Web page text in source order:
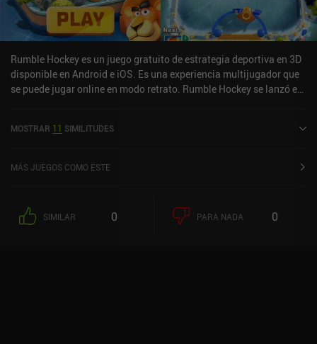
Rumble Hockey es un juego gratuito de estrategia deportiva en 3D
disponible en Android e iOS. Es una experiencia multijugador que
se puede jugar online en modo retrato. Rumble Hockey se lanzó en
MOSTRAR 11 SIMILITUDES
MÁS JUEGOS COMO ESTE
SIMILAR 0 PARA NADA 0